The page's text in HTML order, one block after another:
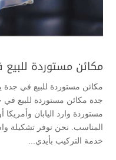
مكائن مستوردة
مكائن مستوردة للبيع في جدة
جدة مكائن مستوردة للبيع
مستوردة وارد اليابان
المناسب. نحن نوفر تشكيلة
خدمة التركيب بأيدي...